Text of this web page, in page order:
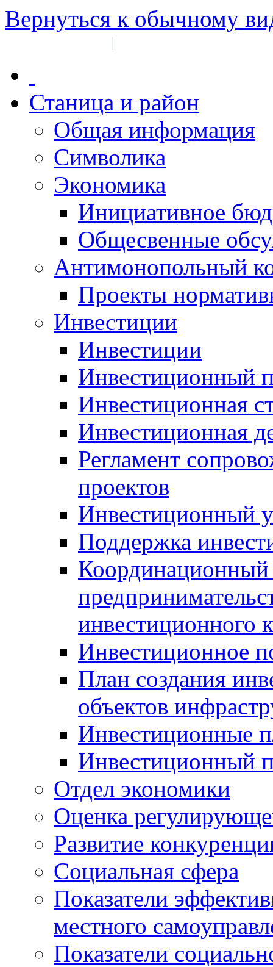
Вернуться к обычному
|
Станица и район
Общая информация
Символика
Экономика
Инициативное
Общесвенные
Антимонопольный
Проекты
Инвестиции
Инвестиции
Инвестиционный
Инвестиционная
Инвестиционная
Регламент
проектов
Инвестиционный
Поддержка
Координационный
инвестиционного
Инвестиционное
План создания
объектов
Инвестиционные
Инвестиционный
Отдел экономики
Оценка
Развитие
Социальная сфера
Показатели
местного
Показатели